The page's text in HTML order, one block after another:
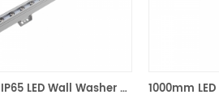
18W IP65 LED Wall Washer RGB DMX512 Control 1000mm LED City Farbe Wand Waschen leicht DC24V